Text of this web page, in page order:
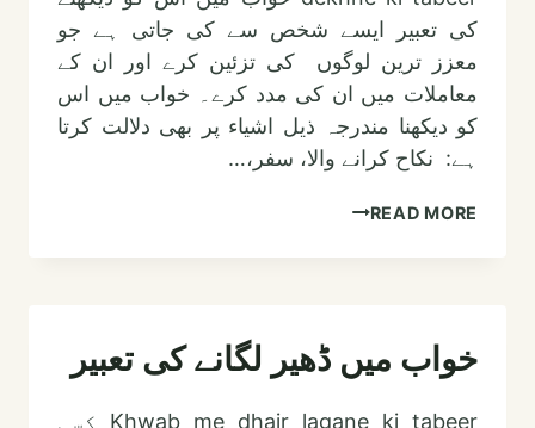
کی تعبیر ایسے شخص سے کی جاتی ہے جو
معزز ترین لوگوں کی تزئین کرے اور ان کے
معاملات میں ان کی مدد کرے۔ خواب میں اس
کو دیکھنا مندرجہ ذیل اشیاء پر بھی دلالت کرتا
ہے: نکاح کرانے والا، سفر،…
READ MOREخواب
دیکھنے
خواب میں ڈھیر لگانے کی تعبیر
Khwab me dhair lagane ki tabeer کسی